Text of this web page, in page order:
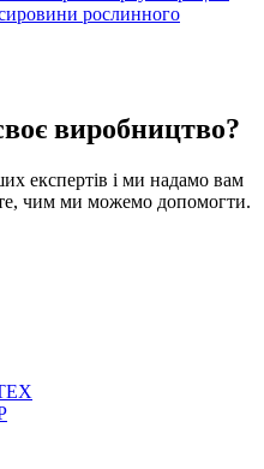
рослинного
виробництво?
експертів і ми надамо вам
чим ми можемо допомогти.